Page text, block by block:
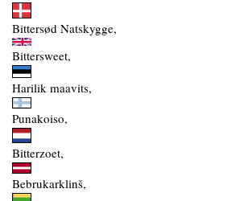
Bittersød Natskygge,
Bittersweet,
Harilik maavits,
Punakoiso,
Bitterzoet,
Bebrukarklinš,